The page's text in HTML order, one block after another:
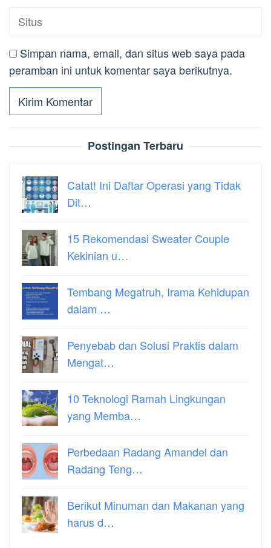
Simpan nama, email, dan situs web saya pada
peramban ini untuk komentar saya berikutnya.
Postingan Terbaru
Catat! Ini Daftar Operasi yang Tidak
Dit…
15 Rekomendasi Sweater Couple
Kekinian u…
Tembang Megatruh, Irama Kehidupan
dalam …
Penyebab dan Solusi Praktis dalam
Mengat…
10 Teknologi Ramah Lingkungan
yang Memba…
Perbedaan Radang Amandel dan
Radang Teng…
Berikut Minuman dan Makanan yang
harus d…